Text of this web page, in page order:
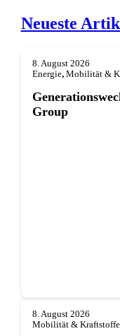
Neueste
8. August 2026
Energie, Mobilität &
Group
8. August 2026
Mobilität & Kraftstoffe